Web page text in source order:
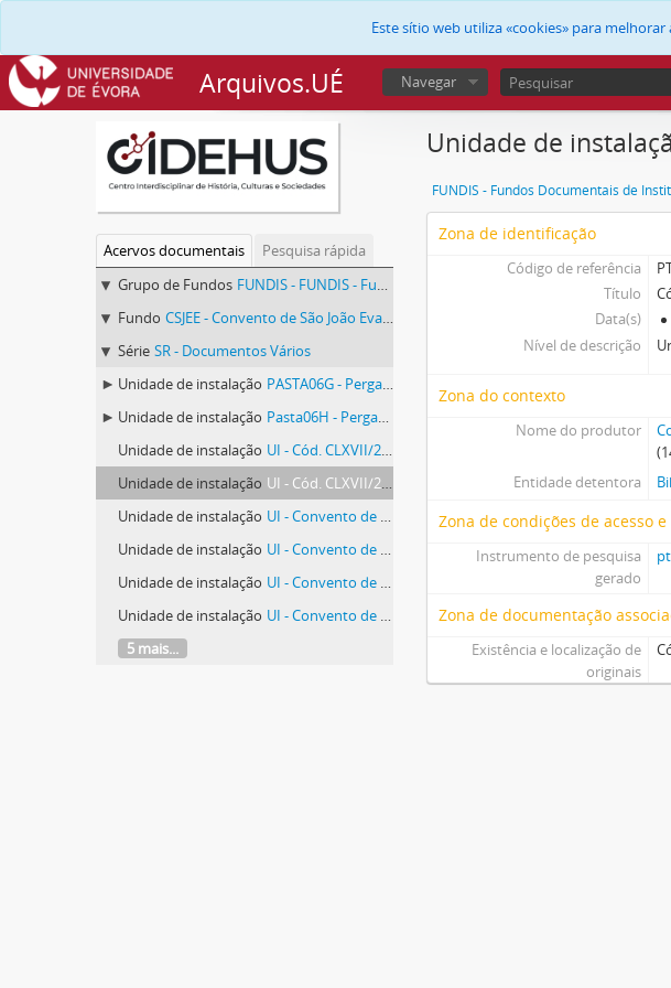
Este sítio web utiliza «cookies» para
Arquivos.UÉ Navegar
Acervos documentais
Pesquisa rápida
Grupo de Fundos FUNDIS - FUNDIS - Fundos Documentais de Instituições do Sul
Fundo CSJEE - Convento de São João Evangelista (Lóios) de Évora
Série SR - Documentos Vários
Unidade de instalação PASTA06G - Pergaminhos Avulsos, pasta 06 G
Unidade de instalação Pasta06H - Pergaminhos Avulsos, pasta 06 H
Unidade de instalação UI - Cód. CLXVII/2-13
Unidade de instalação UI - Cód. CLXVII/2-14
Unidade de instalação UI - Convento de S. João Evangelista, lv. 1
Unidade de instalação UI - Convento de S. João Evangelista, lv. 11
Unidade de instalação UI - Convento de S. João Evangelista, lv. 12
Unidade de instalação UI - Convento de S. João Evangelista, lv. 13
5 mais...
Unidade de
Zona de identificação
Código de referência
Título
Data(s)
Nível de descrição
Zona do contexto
Nome do produtor
Entidade detentora
Zona de condições de acesso
Instrumento de pesquisa
gerado
Zona de documentação
Existência e localização de
originais